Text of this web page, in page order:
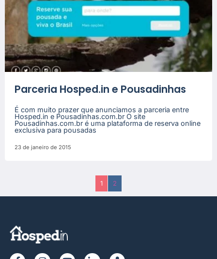
Parceria Hosped.in e Pousadinhas
É com muito prazer que anunciamos a parceria entre
Hosped.in e Pousadinhas.com.br O site
Pousadinhas.com.br é uma plataforma de reserva online
exclusiva para pousadas
23 de janeiro de 2015
1 2